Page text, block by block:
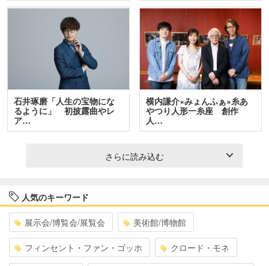
石井琢磨「人生の宝物にな
るように」 初披露曲やレ
ア…
横内謙介×みょんふぁ×糸あ
やつり人形一糸座 創作
人…
さらに読み込む
人気のキーワード
展示会/博覧会/展覧会 美術館/博物館
フィンセント・ファン・ゴッホ クロード・モネ